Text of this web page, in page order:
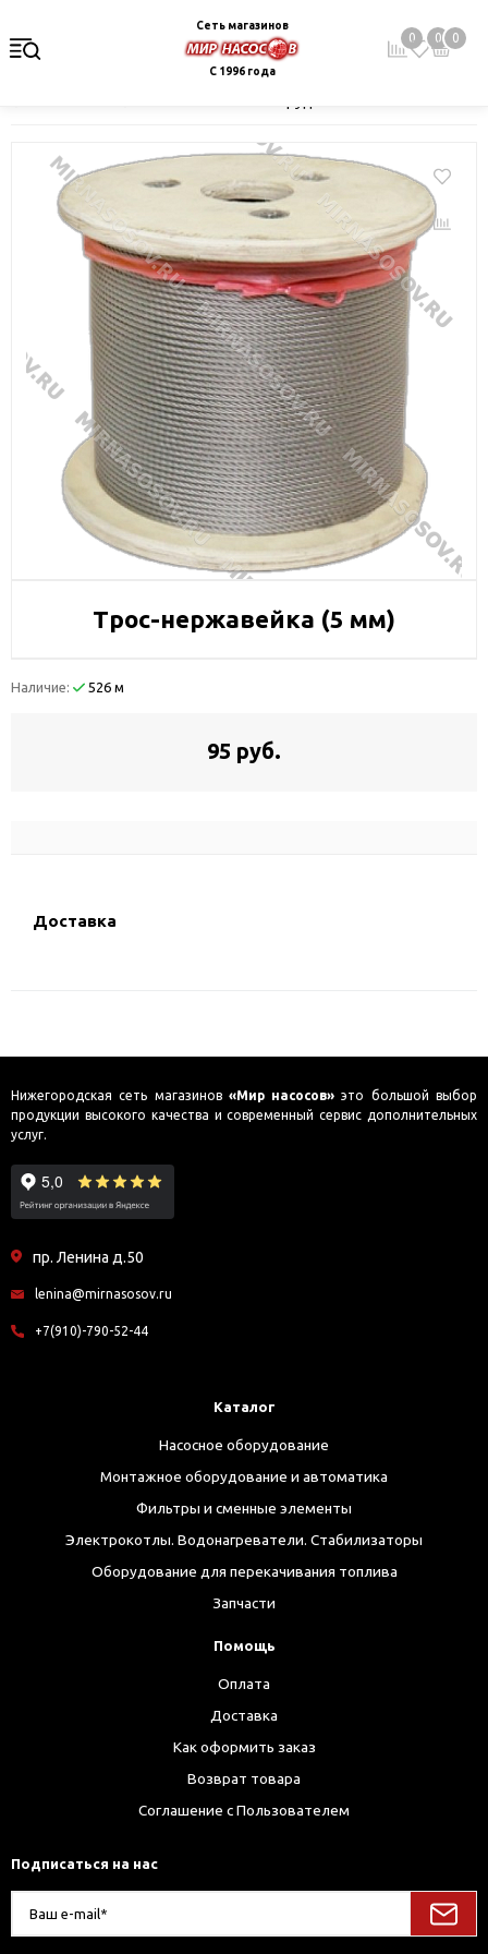
Сеть магазинов
С 1996 года
0 0 0
Трос-нержавейка (5 мм)
Наличие: 526 м
95 руб.
Доставка
Нижегородская сеть магазинов «Мир насосов» это большой выбор
продукции высокого качества и современный сервис дополнительных
услуг.
пр. Ленина д.50
lenina@mirnasosov.ru
+7(910)-790-52-44
Каталог
Насосное оборудование
Монтажное оборудование и автоматика
Фильтры и сменные элементы
Электрокотлы. Водонагреватели. Стабилизаторы
Оборудование для перекачивания топлива
Запчасти
Помощь
Оплата
Доставка
Как оформить заказ
Возврат товара
Соглашение с Пользователем
Подписаться на нас